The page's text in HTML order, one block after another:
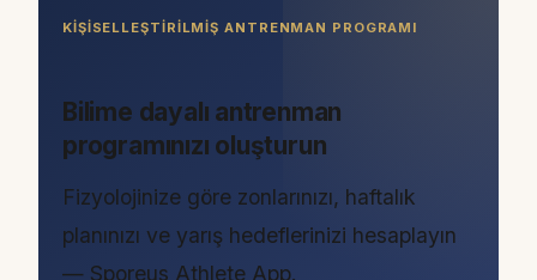
KIŞISELLEŞTIRILMIŞ ANTRENMAN PROGRAMI
Bilime dayalı antrenman
programınızı oluşturun
Fizyolojinize göre zonlarınızı, haftalık
planınızı ve yarış hedeflerinizi hesaplayın
— Sporeus Athlete App.